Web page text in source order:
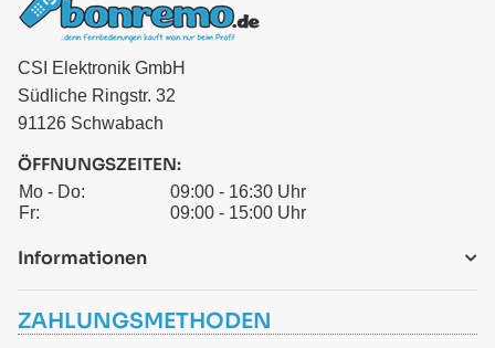
CSI Elektronik GmbH
Südliche Ringstr. 32
91126 Schwabach
ÖFFNUNGSZEITEN:
Mo - Do:
09:00 - 16:30 Uhr
Fr:
09:00 - 15:00 Uhr
Informationen
ZAHLUNGSMETHODEN